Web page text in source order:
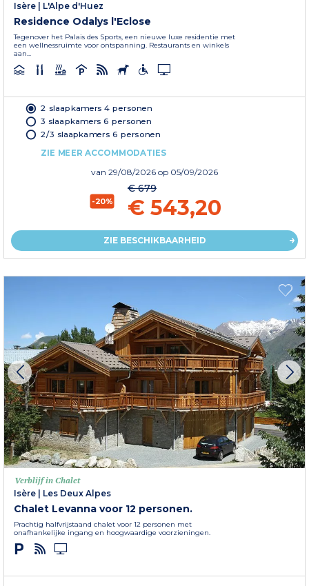
Isère
L'Alpe d'Huez
Residence Odalys l'Eclose
Tegenover het Palais des Sports, een nieuwe luxe residentie met
een wellnessruimte voor ontspanning. Restaurants en winkels
aan...
2 slaapkamers 4 personen
3 slaapkamers 6 personen
2/3 slaapkamers 6 personen
ZIE MEER ACCOMMODATIES
van 29/08/2026 op 05/09/2026
-20%
€ 679
€ 543,20
ZIE BESCHIKBAARHEID
Verblijf in Chalet
Isère
Les Deux Alpes
Chalet Levanna voor 12 personen.
Prachtig halfvrijstaand chalet voor 12 personen met
onafhankelijke ingang en hoogwaardige voorzieningen.